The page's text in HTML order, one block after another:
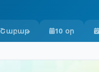
Շաբաթ 10 օր